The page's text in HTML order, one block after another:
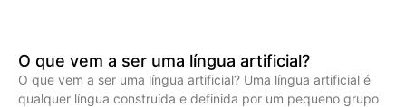
O que vem a ser uma língua artificial?
O que vem a ser uma língua artificial? Uma língua artificial é
qualquer língua construída e definida por um pequeno grupo